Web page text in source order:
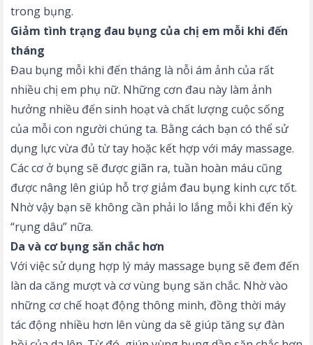
trong bụng.
Giảm tình trạng đau bụng của chị em mỗi khi đến
tháng
Đau bụng mỗi khi đến tháng là nỗi ám ảnh của rất
nhiều chị em phụ nữ. Những cơn đau này làm ảnh
hưởng nhiều đến sinh hoạt và chất lượng cuộc sống
của mỗi con người chúng ta. Bằng cách bạn có thể sử
dụng lực vừa đủ từ tay hoặc kết hợp với máy massage.
Các cơ ở bụng sẽ được giãn ra, tuần hoàn máu cũng
được nâng lên giúp hỗ trợ giảm đau bụng kinh cực tốt.
Nhờ vậy bạn sẽ không cần phải lo lắng mỗi khi đến kỳ
“rụng dâu” nữa.
Da và cơ bụng săn chắc hơn
Với việc sử dụng hợp lý máy massage bụng sẽ đem đến
làn da căng mượt và cơ vùng bụng săn chắc. Nhờ vào
những cơ chế hoạt động thông minh, đồng thời máy
tác động nhiều hơn lên vùng da sẽ giúp tăng sự đàn